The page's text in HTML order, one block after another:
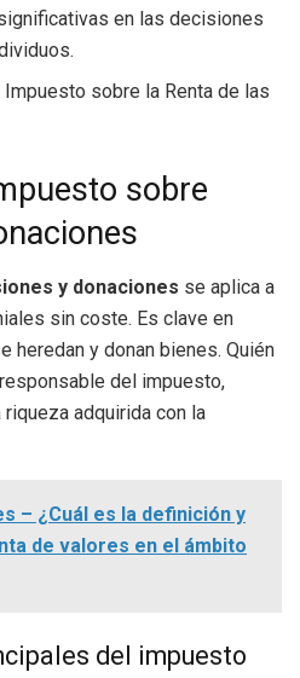
en las decisiones
sobre la Renta de las
sobre
y donaciones se aplica a
sin coste. Es clave en
heredan y donan bienes. Quién
del impuesto,
adquirida con la
– ¿Cuál es la definición y
de valores en el ámbito
del impuesto